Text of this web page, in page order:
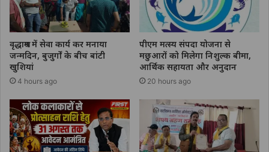
वृद्धाश्रम में सेवा कार्य कर मनाया
जन्मदिन, बुजुर्गों के बीच बांटी
खुशियां
4 hours ago
पीएम मत्स्य संपदा योजना से
मछुआरों को मिलेगा निशुल्क बीमा,
आर्थिक सहायता और अनुदान
20 hours ago